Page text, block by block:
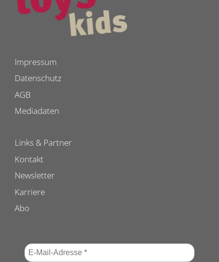
Impressum
Datenschutz
AGB
Mediadaten
Links & Partner
Kontakt
Newsletter
Karriere
Abo